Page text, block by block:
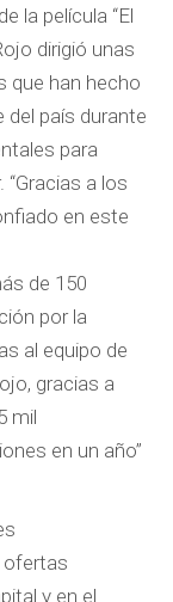
la película “El
dirigió unas
que han hecho
país durante
para
a los
en este
de 150
por la
al equipo de
gracias a
mil
en un año”
ofertas
y en el